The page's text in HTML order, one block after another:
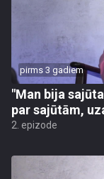
pirms 3 gadiem
"Man bija
par sajūtām,
2. epizode